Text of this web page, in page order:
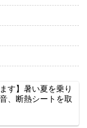
す】暑い夏を乗り
、断熱シートを取